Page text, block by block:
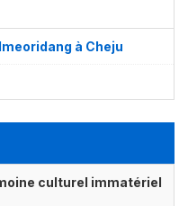
à Cheju
culturel immatériel